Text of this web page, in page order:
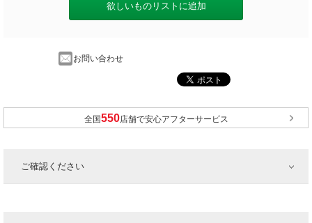
欲しいものリストに追加
お問い合わせ
全国 店舗で安心アフターサービス
ご確認ください